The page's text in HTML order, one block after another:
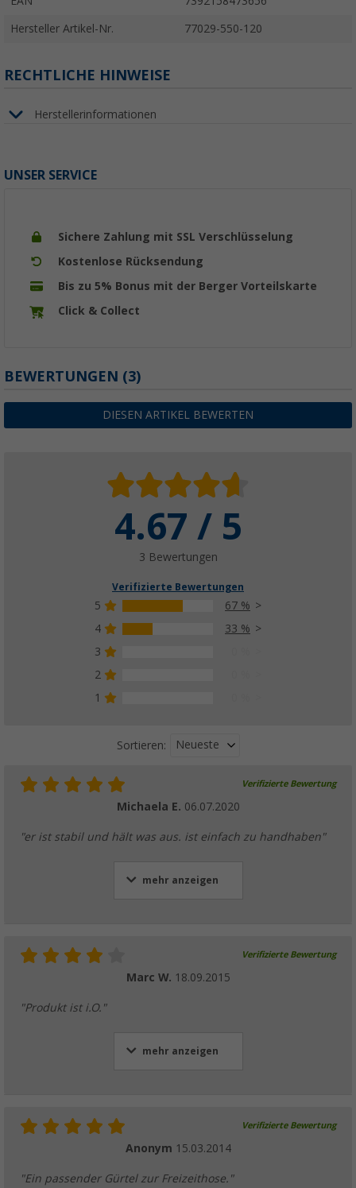
Hersteller Artikel-Nr. 77029-550-120
RECHTLICHE HINWEISE
Herstellerinformationen
UNSER SERVICE
Sichere Zahlung mit SSL Verschlüsselung
Kostenlose Rücksendung
Bis zu 5% Bonus mit der Berger Vorteilskarte
Click & Collect
BEWERTUNGEN (3)
DIESEN ARTIKEL BEWERTEN
4.67 / 5
3 Bewertungen
Verifizierte Bewertungen
5
67 %
4
33 %
3
2
1
Sortieren: Neueste
Verifizierte Bewertung
Michaela E. 06.07.2020
"er ist stabil und hält was aus. ist einfach zu handhaben"
mehr anzeigen
Verifizierte Bewertung
Marc W. 18.09.2015
"Produkt ist i.O."
mehr anzeigen
Verifizierte Bewertung
Anonym 15.03.2014
"Ein passender Gürtel zur Freizeithose."